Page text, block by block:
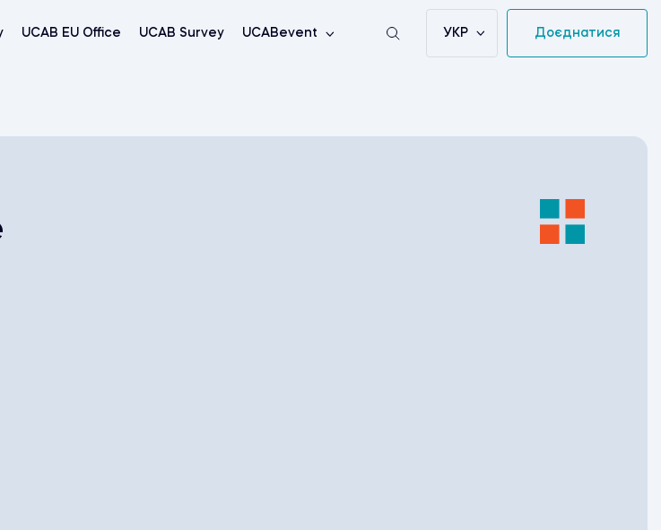
UCAB EU Office UCAB Survey UCABevent УКР Доєднатися